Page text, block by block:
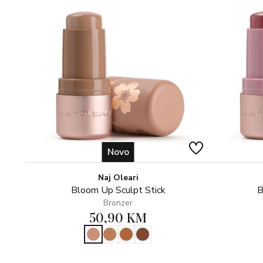
Novo
Naj Oleari
Bloom Up Sculpt Stick
Bronzer
50,90 KM